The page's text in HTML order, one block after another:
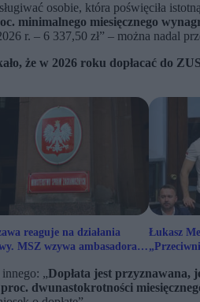
osobie, która poświęciła
minimalnego miesięcznego
r. – 6 337,50 zł” – można nadal
że w 2026 roku dopłacać do
reaguje na działania
MSZ wzywa ambasadora
Łukasz
„Dopłata jest przyznawana,
dwunastokrotności